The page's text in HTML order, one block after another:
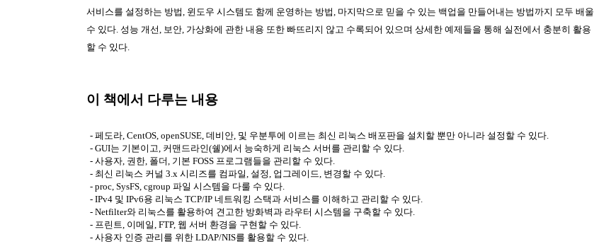
서비스를 설정하는 방법, 윈도우 시스템도 함께 운영하는 방법, 마지막으로 믿을 수 있는 백업을 만들어내는 방법까지 모두 배울
수 있다. 성능 개선, 보안, 가상화에 관한 내용 또한 빠뜨리지 않고 수록되어 있으며 상세한 예제들을 통해 실전에서 충분히 활용
할 수 있다.
이 책에서 다루는 내용
-페도라, CentOS, openSUSE,데비안, 및 우분투에 이르는 최신 리눅스 배포판을 설치할 뿐만 아니라 설정할 수 있다.
- GUI는 기본이고, 커맨드라인(쉘)에서 능숙하게 리눅스 서버를 관리할 수 있다.
-사용자, 권한, 폴더, 기본 FOSS 프로그램들을 관리할 수 있다.
- 최신 리눅스 커널 3.x시리즈를 컴파일,설정, 업그레이드, 변경할 수 있다.
- proc, SysFS, cgroup파일 시스템을 다룰 수 있다.
- IPv4 및 IPv6용 리눅스 TCP/IP네트워킹 스택과 서비스를 이해하고 관리할 수 있다.
- Netfilter와 리눅스를 활용하여 견고한 방화벽과 라우터 시스템을 구축할 수 있다.
- 프린트, 이메일, FTP, 웹 서버 환경을 구현할 수 있다.
- 사용자 인증 관리를 위한 LDAP/NIS를 활용할 수 있다.